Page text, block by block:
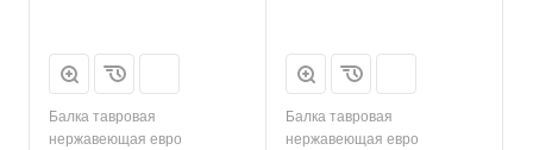
Балка тавровая
нержавеющая евро
Балка тавровая
нержавеющая евро